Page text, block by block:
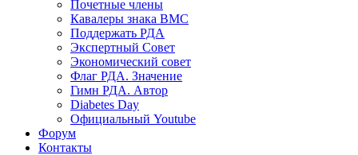
Почетные члены
Кавалеры знака ВМС
Поддержать РДА
Экспертный Совет
Экономический совет
Флаг РДА. Значение
Гимн РДА. Автор
Diabetes Day
Официальный Youtube
Форум
Контакты